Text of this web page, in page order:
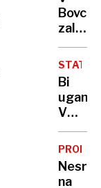
Vršič
leze
vsak,
ki
ozadje
za
Bovcu
zalilo
hotel
in
dom,
nad
2000
strel
Bi
V
še
danes
živi
na